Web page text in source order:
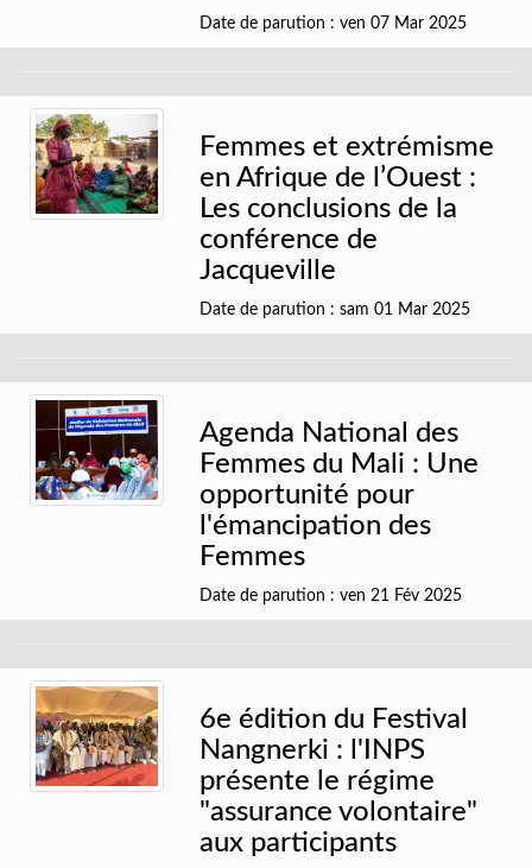
Date de parution : ven 07 Mar 2025
Femmes et extrémisme
en Afrique de l’Ouest :
Les conclusions de la
conférence de
Jacqueville
Date de parution : sam 01 Mar 2025
Agenda National des
Femmes du Mali : Une
opportunité pour
l'émancipation des
Femmes
Date de parution : ven 21 Fév 2025
6e édition du Festival
Nangnerki : l'INPS
présente le régime
"assurance volontaire"
aux participants